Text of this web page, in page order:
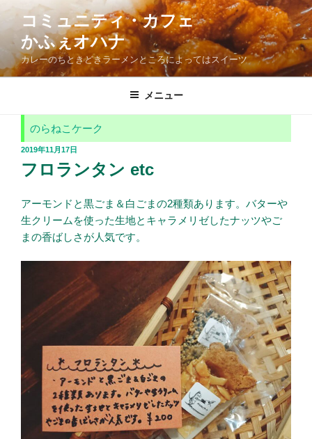
コ
ツ
コミュニティ・カフェ
かふぇオハナ
カレーのちときどきラーメンところによってはスイーツ
メニュー
のらねこケーク
投
日:
2019年11月17日
フロランタン etc
アーモンドと黒ごま＆白ごまの2種類あります。バターや
生クリームを使った生地とキャラメリゼしたナッツやご
まの香ばしさが人気です。